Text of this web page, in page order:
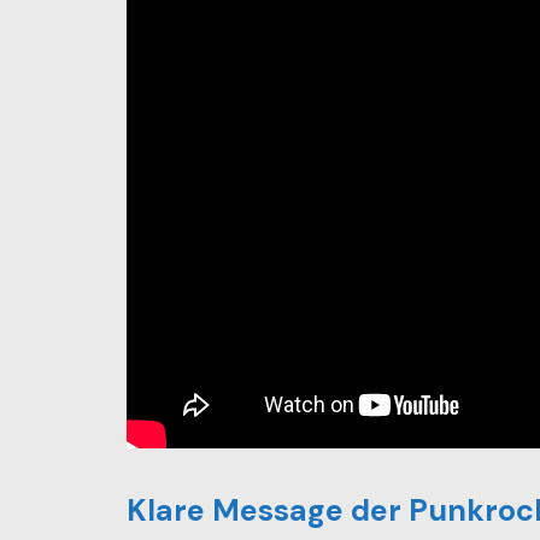
Klare Message der